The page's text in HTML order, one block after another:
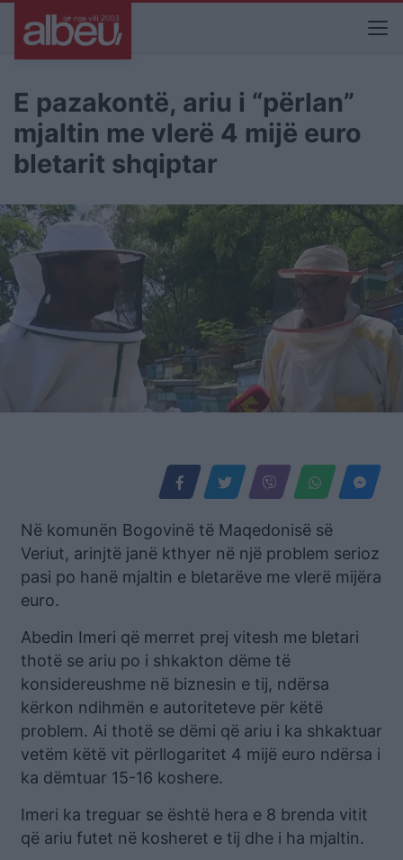
E pazakontë, ariu i “përlan”
mjaltin me vlerë 4 mijë euro
bletarit shqiptar
Në komunën Bogovinë të Maqedonisë së
Veriut, arinjtë janë kthyer në një problem serioz
pasi po hanë mjaltin e bletarëve me vlerë mijëra
euro.
Abedin Imeri që merret prej vitesh me bletari
thotë se ariu po i shkakton dëme të
konsidereushme në biznesin e tij, ndërsa
kërkon ndihmën e autoriteteve për këtë
problem. Ai thotë se dëmi që ariu i ka shkaktuar
vetëm këtë vit përllogaritet 4 mijë euro ndërsa i
ka dëmtuar 15-16 koshere.
Imeri ka treguar se është hera e 8 brenda vitit
që ariu futet në kosheret e tij dhe i ha mjaltin.